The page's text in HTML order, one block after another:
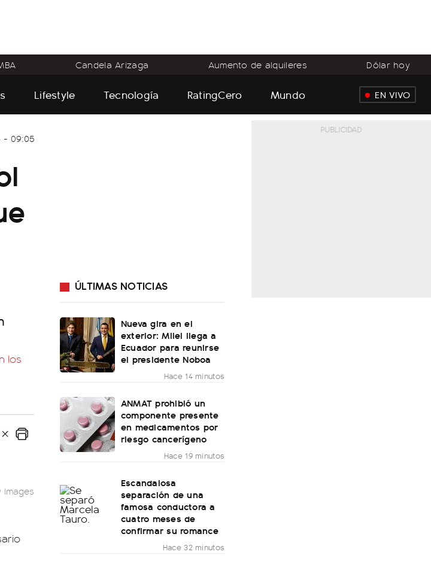
Candela Arizaga Aumento de alquileres Dólar hoy
Lifestyle Tecnología RatingCero Mundo EN VIVO
- 09:05
los
Images
ÚLTIMAS NOTICIAS
Nueva gira en el
exterior: Milei llega a
Ecuador para reunirse
el presidente Noboa
Hace 14 minutos
ANMAT prohibió un
componente presente
en medicamentos por
riesgo cancerígeno
Hace 19 minutos
Escandalosa
separación de una
famosa conductora a
cuatro meses de
confirmar su romance
Hace 32 minutos